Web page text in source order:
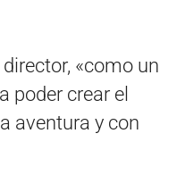
«como un
poder crear el
aventura y con